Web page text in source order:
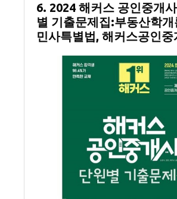
6. 2024 해커스 공인중개
별 기출문제집:부동산학개
민사특별법, 해커스공인중